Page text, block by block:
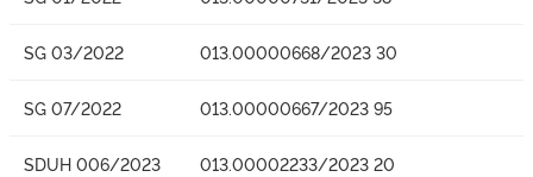
SG 03/2022 013.00000668/2023 30
SG 07/2022 013.00000667/2023 95
SDUH 006/2023 013.00002233/2023 20